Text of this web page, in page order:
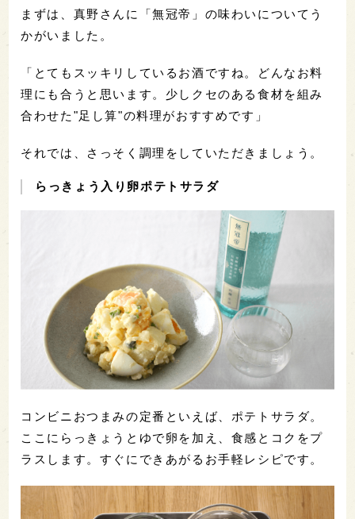
まずは、真野さんに「無冠帝」の味わいについてう
かがいました。
「とてもスッキリしているお酒ですね。どんなお料
理にも合うと思います。少しクセのある食材を組み
合わせた"足し算"の料理がおすすめです」
それでは、さっそく調理をしていただきましょう。
らっきょう入り卵ポテトサラダ
コンビニおつまみの定番といえば、ポテトサラダ。
ここにらっきょうとゆで卵を加え、食感とコクをプ
ラスします。すぐにできあがるお手軽レシピです。